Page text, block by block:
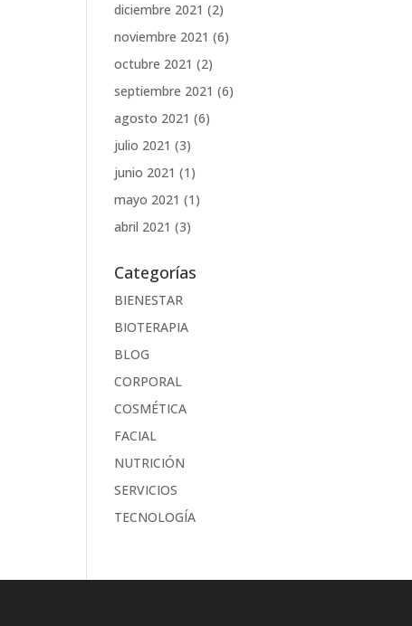
diciembre 2021 (2)
noviembre 2021 (6)
octubre 2021 (2)
septiembre 2021 (6)
agosto 2021 (6)
julio 2021 (3)
junio 2021 (1)
mayo 2021 (1)
abril 2021 (3)
Categorías
BIENESTAR
BIOTERAPIA
BLOG
CORPORAL
COSMÉTICA
FACIAL
NUTRICIÓN
SERVICIOS
TECNOLOGÍA